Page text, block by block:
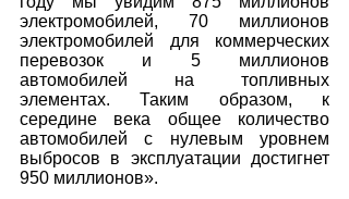
электромобилей, 70 миллионов
электромобилей для коммерческих
перевозок и 5 миллионов
автомобилей на топливных
элементах. Таким образом, к
середине века общее количество
автомобилей с нулевым уровнем
выбросов в эксплуатации достигнет
950 миллионов».